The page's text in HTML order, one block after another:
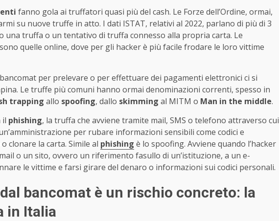
fanno gola ai truffatori quasi più del cash. Le Forze dell’Ordine, ormai,
su nuove truffe in atto. I dati ISTAT, relativi al 2022, parlano di più di 3
una truffa o un tentativo di truffa connesso alla propria carta. Le
quelle online, dove per gli hacker è più facile frodare le loro vittime
per prelevare o per effettuare dei pagamenti elettronici ci si
Le truffe più comuni hanno ormai denominazioni correnti, spesso in
trapping allo spoofing, dallo skimming al MITM o Man in the middle.
il phishing, la truffa che avviene tramite mail, SMS o telefono attraverso cui
per rubare informazioni sensibili come codici e
clonare la carta. Simile al phishing è lo spoofing. Avviene quando l’hacker
o un sito, ovvero un riferimento fasullo di un’istituzione, a un e-
le vittime e farsi girare del denaro o informazioni sui codici personali.
bancomat è un rischio concreto: la
in Italia